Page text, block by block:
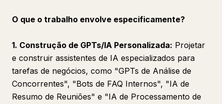
O que o trabalho envolve especificamente?
1. Construção de GPTs/IA Personalizada: Projetar
e construir assistentes de IA especializados para
tarefas de negócios, como "GPTs de Análise de
Concorrentes", "Bots de FAQ Internos", "IA de
Resumo de Reuniões" e "IA de Processamento de